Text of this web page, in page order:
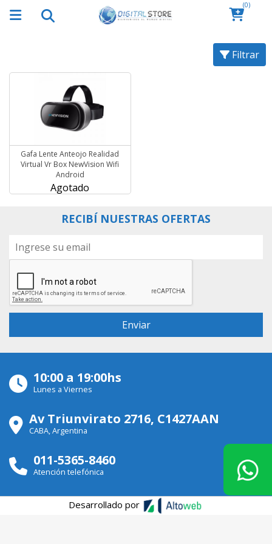
(0)
Filtrar
Gafa Lente Anteojo Realidad
Virtual Vr Box NewVision Wifi
Android
Agotado
RECIBÍ NUESTRAS OFERTAS
10:00 a 19:00hs
Lunes a Viernes
Av Triunvirato 2716, C1427AAN
CABA, Argentina
011-5365-8460
Atención telefónica
Desarrollado por